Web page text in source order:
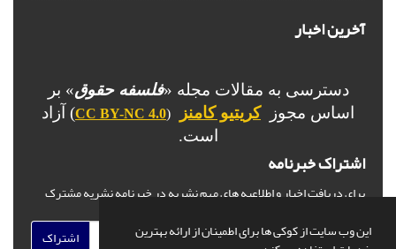
این وب سایت از کوکی ها برای اطمینان از ارائه بهترین
آخرین اخبار
دسترسی به مقالات مجله «فلسفه حقوق» بر
اساس مجوزکریتیو کامنز (
CC BY-NC 4.0) آزاد
است.
اشتراک خبرنامه
برای دریافت اخبار و اطلاعیه های مهم نشریه در خبرنامه نشریه مشترک
اشتراک